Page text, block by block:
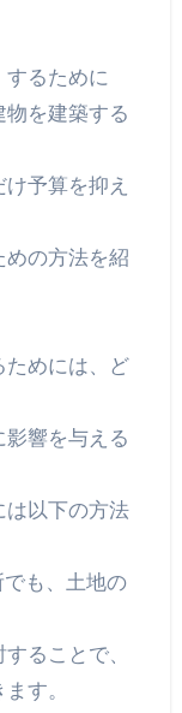
するために
を建築する
予算を抑え
めの方法を紹
ためには、ど
響を与える
は以下の方法
も、土地の
ることで、
す。